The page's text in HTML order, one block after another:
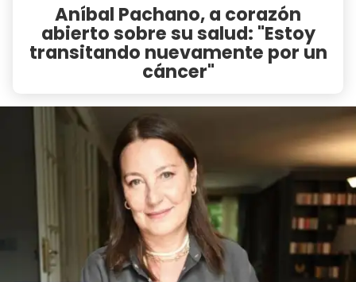
Aníbal Pachano, a corazón
abierto sobre su salud: "Estoy
transitando nuevamente por un
cáncer"